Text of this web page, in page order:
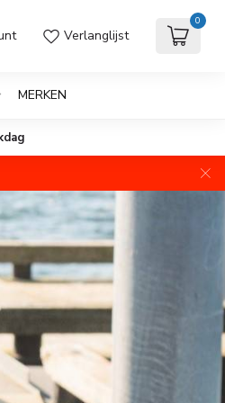
Verlanglijst
0
MERKEN